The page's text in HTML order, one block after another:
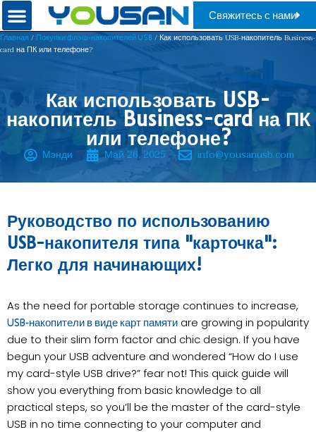
Свяжитесь с нами
Главная / Покупки флэш-накопителей USB / Как использовать USB-накопитель Business-
card на ПК или телефоне?
Как использовать USB-
накопитель Business-card на ПК
или телефоне?
Мэнди Май 26, 2025 info@yousanusb.com
Руководство по использованию
USB-накопителя типа "карточка":
Легко для начинающих!
As the need for portable storage continues to increase,
USB-накопители в виде карт памяти are growing in popularity
due to their slim form factor and chic design. If you have
begun your USB adventure and wondered “How do I use
my card-style USB drive?” fear not! This quick guide will
show you everything from basic knowledge to all
practical steps, so you’ll be the master of the card-style
USB in no time connecting to your computer and